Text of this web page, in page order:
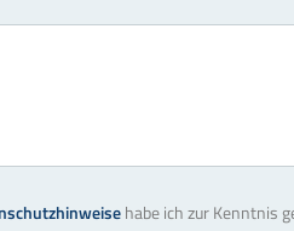
habe ich zur Kenntnis